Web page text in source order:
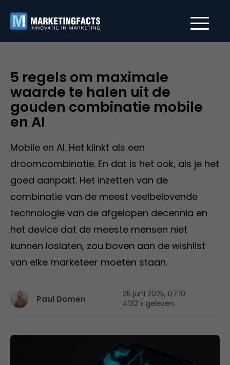
5 regels om maximale
waarde te halen uit de
gouden combinatie mobile
en AI
Mobile en AI. Het klinkt als een
droomcombinatie. En dat is het ook, als je het
goed aanpakt. Het inzetten van de
combinatie van de meest veelbelovende
technologie van de afgelopen decennia en
het device dat de meeste mensen niet
kunnen loslaten, zou boven aan de wishlist
van elke marketeer moeten staan.
Paul Domen
25 juni 2025, 07:10
4132 x gelezen